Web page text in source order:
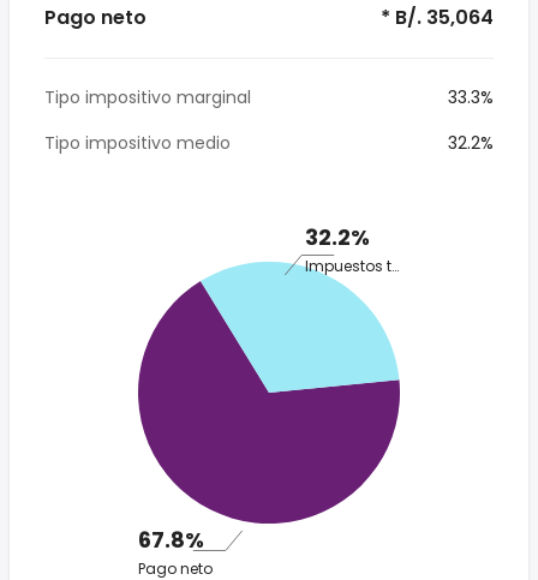
Pago neto * B/. 35,064
Tipo impositivo marginal
33.3%
Tipo impositivo medio
32.2%
32.2%
Impuestos totales
67.8%
Pago neto